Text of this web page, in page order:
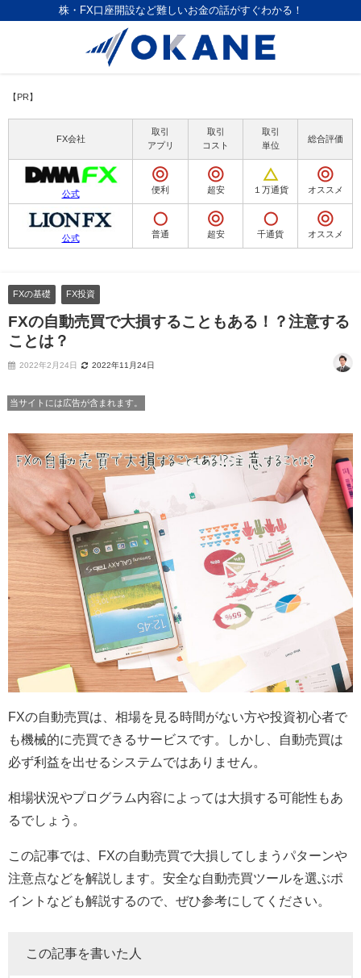
株・FX口座開設など難しいお金の話がすぐわかる！
【PR】
FX会社
取引
アプリ
取引
コスト
取引
単位
総合評価
公式 便利 超安 １万通貨 オススメ
公式 普通 超安 千通貨 オススメ
FXの基礎 FX投資
FXの自動売買で大損することもある！？注意する
ことは？
2022年2月24日 2022年11月24日
当サイトには広告が含まれます。
FXの自動売買は、相場を見る時間がない方や投資初心者で
も機械的に売買できるサービスです。しかし、自動売買は
必ず利益を出せるシステムではありません。
相場状況やプログラム内容によっては大損する可能性もあ
るでしょう。
この記事では、 FXの自動売買で大損してしまうパターンや
注意点などを解説します。安全な自動売買ツールを選ぶポ
イントなども解説するので、ぜひ参考にしてください。
この記事を書いた人